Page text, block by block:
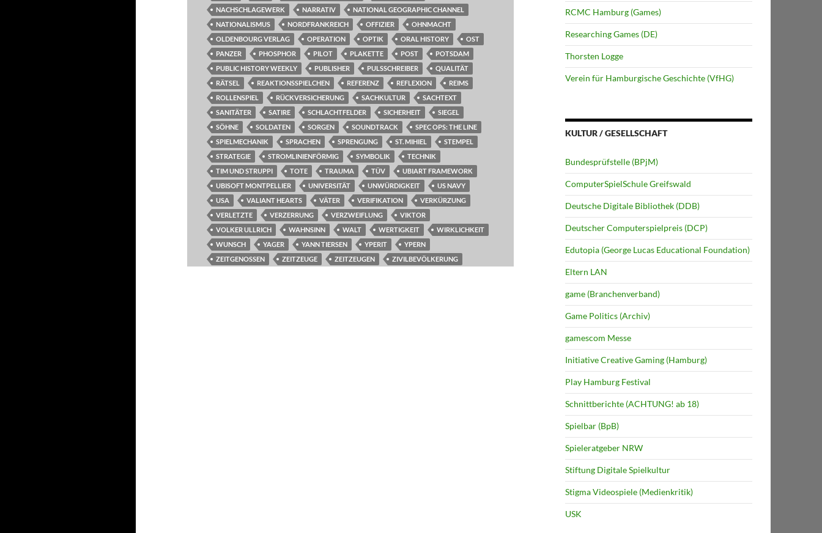
NACHSCHLAGEWERK
NARRATIV
NATIONAL GEOGRAPHIC CHANNEL
NATIONALISMUS
NORDFRANKREICH OFFIZIER
OHNMACHT
OLDENBOURG VERLAG
OPERATION OPTIK ORAL HISTORY
OST
PANZER
PHOSPHOR PILOT PLAKETTE POST
POTSDAM
PUBLIC HISTORY WEEKLY
PUBLISHER PULSSCHREIBER
QUALITÄT
RÄTSEL
REAKTIONSSPIELCHEN REFERENZ REFLEXION
REIMS
ROLLENSPIEL
RÜCKVERSICHERUNG SACHKULTUR
SACHTEXT
SANITÄTER
SATIRE SCHLACHTFELDER SICHERHEIT
SIEGEL
SÖHNE
SOLDATEN SORGEN SOUNDTRACK
SPEC OPS: THE LINE
SPIELMECHANIK
SPRACHEN SPRENGUNG ST. MIHIEL
STEMPEL
STRATEGIE
STROMLINIENFÖRMIG SYMBOLIK
TECHNIK
TIM UND STRUPPI
TOTE TRAUMA TÜV
UBIART FRAMEWORK
UBISOFT MONTPELLIER
UNIVERSITÄT UNWÜRDIGKEIT
US NAVY
USA
VALIANT HEARTS VÄTER VERIFIKATION
VERKÜRZUNG
VERLETZTE
VERZERRUNG VERZWEIFLUNG
VIKTOR
VOLKER ULLRICH
WAHNSINN WALT WERTIGKEIT
WIRKLICHKEIT
WUNSCH
YAGER YANN TIERSEN YPERIT
YPERN
ZEITGENOSSEN
ZEITZEUGE ZEITZEUGEN ZIVILBEVÖLKERUNG
RCMC Hamburg (Games)
Researching Games (DE)
Thorsten Logge
Verein für Hamburgische Geschichte (VfHG)
KULTUR / GESELLSCHAFT
Bundesprüfstelle (BPjM)
ComputerSpielSchule Greifswald
Deutsche Digitale Bibliothek (DDB)
Deutscher Computerspielpreis (DCP)
Edutopia (George Lucas Educational Foundation)
Eltern LAN
game (Branchenverband)
Game Politics (Archiv)
gamescom Messe
Initiative Creative Gaming (Hamburg)
Play Hamburg Festival
Schnittberichte (ACHTUNG! ab 18)
Spielbar (BpB)
Spieleratgeber NRW
Stiftung Digitale Spielkultur
Stigma Videospiele (Medienkritik)
USK